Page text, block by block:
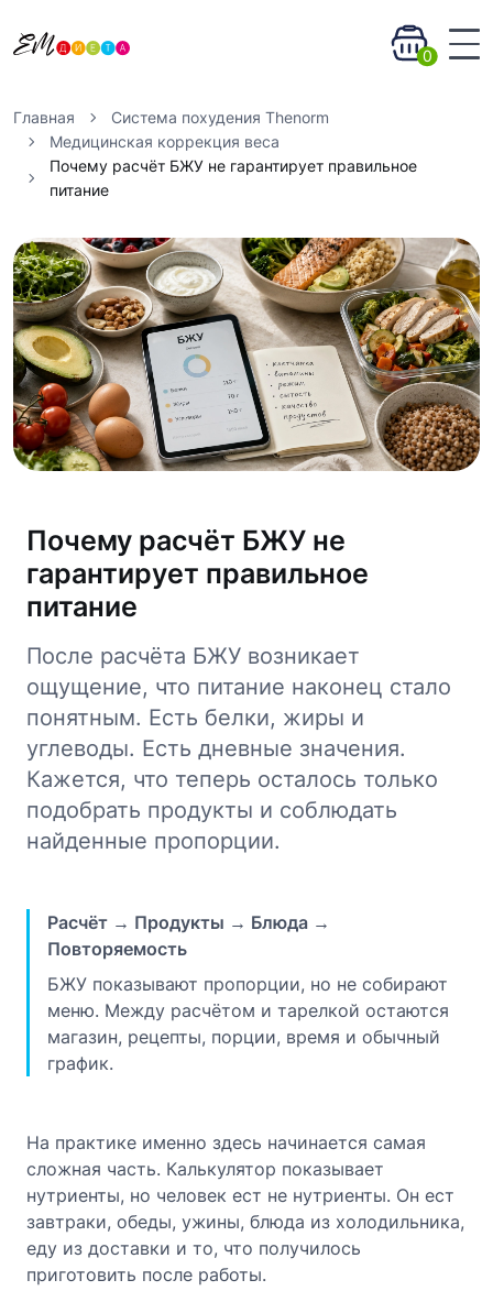
0
Главная
Система похудения Thenorm
Медицинская коррекция веса
Почему расчёт БЖУ не гарантирует правильное
питание
Почему расчёт БЖУ не
гарантирует правильное
питание
После расчёта БЖУ возникает
ощущение, что питание наконец стало
понятным. Есть белки, жиры и
углеводы. Есть дневные значения.
Кажется, что теперь осталось только
подобрать продукты и соблюдать
найденные пропорции.
Расчёт → Продукты → Блюда →
Повторяемость
БЖУ показывают пропорции, но не собирают
меню. Между расчётом и тарелкой остаются
магазин, рецепты, порции, время и обычный
график.
На практике именно здесь начинается самая
сложная часть. Калькулятор показывает
нутриенты, но человек ест не нутриенты. Он ест
завтраки, обеды, ужины, блюда из холодильника,
еду из доставки и то, что получилось
приготовить после работы.